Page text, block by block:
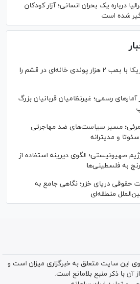
درباره یک بحران انسانی؛ آزار کودکان
شده است
نیویورک‌تایمز: آمریکا با بمب ۲ هزار پوندی خانه‌ای در قشم را
آمار‌های رسمی؛ غیرنظامیان قربانیان بزرگ
مسیر سیاست‌های ضد مهاجرتی
و مدیترانه
صهیونیستی؛ الگوی دیرینه استفاده از
به فلسطینی‌ها
حقوقی دریای خزر؛ نگاهی جامع به
منطقه‌ای
این سایت متعلق به خبرگزاری میزان است و
آن با ذکر منبع بلامانع است.